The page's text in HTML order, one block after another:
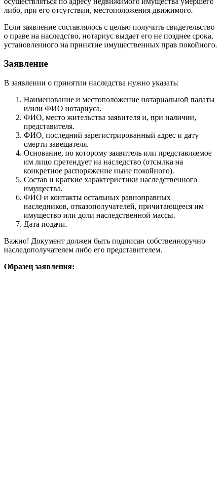
либо, при его отсутствии, местоположения движимого.
Если заявление составлялось с целью получить свидетельство
о праве на наследство, нотариус выдает его не позднее срока,
установленного на принятие имущественных прав покойного.
Заявление
В заявлении о принятии наследства нужно указать:
Наименование и местоположение нотариальной палаты
и/или ФИО нотариуса.
ФИО, место жительства заявителя и, при наличии,
представителя.
ФИО, последний зарегистрированный адрес и дату
смерти завещателя.
Основание, по которому заявитель или представляемое
им лицо претендует на наследство (отсылка на
конкретное распоряжение ныне покойного).
Состав и краткие характеристики наследственного
имущества.
ФИО и контакты остальных равноправных
наследников, отказополучателей, причитающееся им
имущество или доли наследственной массы.
Дата подачи.
Важно! Документ должен быть подписан собственноручно
наследополучателем либо его представителем.
Образец заявления: